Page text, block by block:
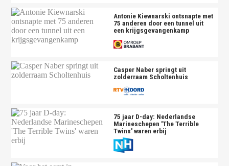
Antonie Kiewnarski ontsnapte met
75 anderen door een tunnel uit
een krijgsgevangenkamp
Casper Naber springt uit
zolderraam Scholtenhuis
75 jaar D-day: Nederlandse
Marineschepen 'The Terrible
Twins' waren erbij